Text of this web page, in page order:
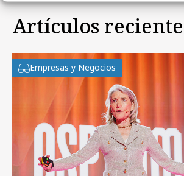
Artículos
Empresas y Negocios